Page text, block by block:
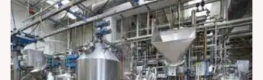
لوازم فیلتر مواد غذایی و آشامیدنی